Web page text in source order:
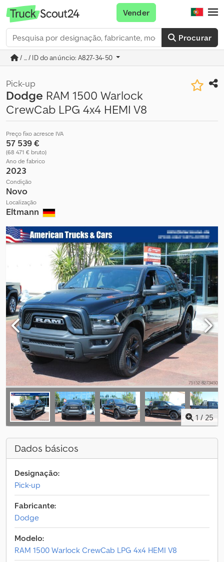
Procurar
Vender
/ ... / ID do anúncio: A827-34-50
Pick-up
Dodge RAM 1500 Warlock
CrewCab LPG 4x4 HEMI V8
Preço fixo acresce IVA
57 539 €
(68 471 € bruto)
Ano de fabrico
2023
Condição
Novo
Localização
Eltmann
1 / 25
Dados básicos
Designação:
Pick-up
Fabricante:
Dodge
Modelo:
RAM 1500 Warlock CrewCab LPG 4x4 HEMI V8